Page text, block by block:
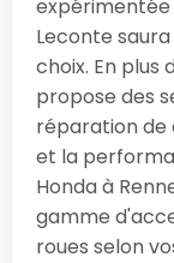
Leconte
choix. En plus
propose des
réparation de
et la
Honda à
gamme
roues selon